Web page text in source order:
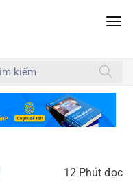
12 Phút đọc